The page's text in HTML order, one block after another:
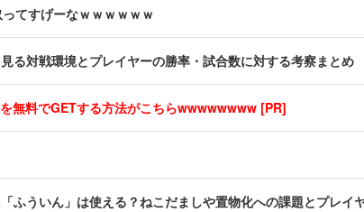
てすげーなｗｗｗｗｗｗ
る対戦環境とプレイヤーの勝率・試合数に対する考察まとめ
無料でGETする方法がこちらwwwwwwww [PR]
ふういん」は使える？ねこだましや置物化への課題とプレイ